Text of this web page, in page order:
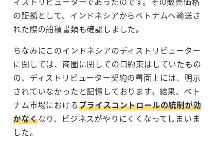
の証拠として、インドネシアからベトナムへ輸送さ
れた際の船積書類も確認しました。
ちなみにこのインドネシアのディストリビューター
に関しては、商圏に関しての口約束はしていたもの
の、ディストリビューター契約の書面上には、明示
されていなかったと記憶しております。結果、ベト
ナム市場におけるプライスコントロールの統制が効
かなくなり、ビジネスがやりにくくなってしまいま
した。